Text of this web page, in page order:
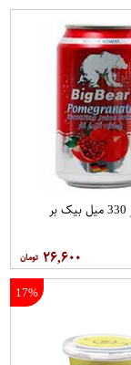
۲۶,۶۰۰
17%